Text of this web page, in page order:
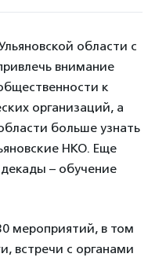
области с
внимание
к
организаций, а
больше узнать
НКО. Еще
– обучение
мероприятий, в том
встречи с органами